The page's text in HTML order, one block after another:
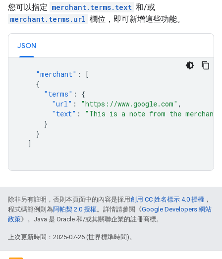
您可以指定 merchant.terms.text 和/或
merchant.terms.url 欄位，即可新增這些功能。
JSON
"merchant" :
[
{
"terms" :
{
"url" : "https://www.google.com" ,
"text" :
"This is a note from the merchant"
}
}
]
除非另有註明，否則本頁面中的內容是採用創用 CC 姓名標示 4.0 授權 ，
程式碼範例則為阿帕契 2.0 授權。詳情請參閱《Google Developers 網站
政策》。Java 是 Oracle 和/或其關聯企業的註冊商標。
上次更新時間：2025-07-26 (世界標準時間)。